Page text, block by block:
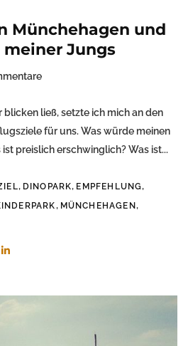
Münchehagen und
Jungs
blicken ließ, setzte ich mich an den
für uns. Was würde meinen
preislich erschwinglich? Was ist...
, DINOPARK, EMPFEHLUNG,
, MÜNCHEHAGEN ,